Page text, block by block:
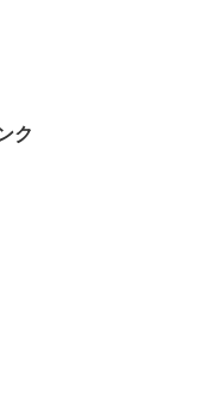
ク